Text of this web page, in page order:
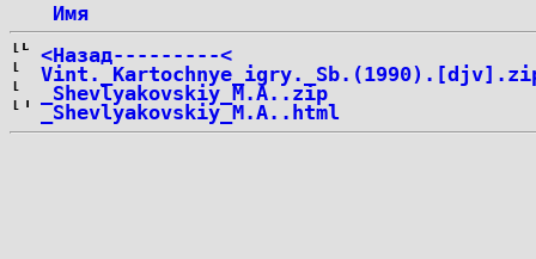
Имя
<Назад---------<
_Shevlyakovskiy_M.A..zip
_Shevlyakovskiy_M.A..html